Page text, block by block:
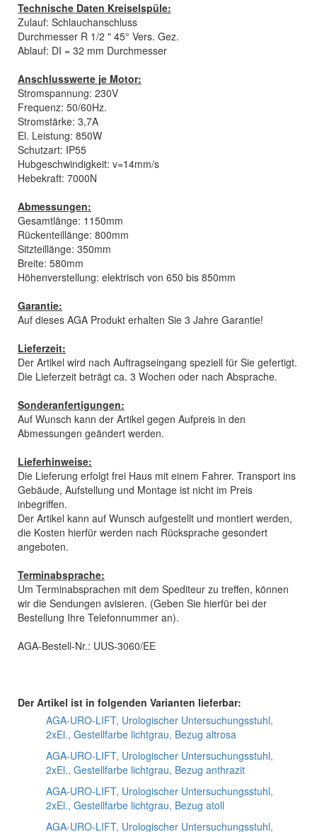
Technische Daten Kreiselspüle:
Zulauf: Schlauchanschluss
Durchmesser R 1/2 " 45° Vers. Gez.
Ablauf: DI = 32 mm Durchmesser
Anschlusswerte je Motor:
Stromspannung: 230V
Frequenz: 50/60Hz.
Stromstärke: 3,7A
El. Leistung: 850W
Schutzart: IP55
Hubgeschwindigkeit: v=14mm/s
Hebekraft: 7000N
Abmessungen:
Gesamtlänge: 1150mm
Rückenteillänge: 800mm
Sitzteillänge: 350mm
Breite: 580mm
Höhenverstellung: elektrisch von 650 bis 850mm
Garantie:
Auf dieses AGA Produkt erhalten Sie 3 Jahre Garantie!
Lieferzeit:
Der Artikel wird nach Auftragseingang speziell für Sie gefertigt.
Die Lieferzeit beträgt ca. 3 Wochen oder nach Absprache.
Sonderanfertigungen:
Auf Wunsch kann der Artikel gegen Aufpreis in den
Abmessungen geändert werden.
Lieferhinweise:
Die Lieferung erfolgt frei Haus mit einem Fahrer. Transport ins
Gebäude, Aufstellung und Montage ist nicht im Preis
inbegriffen.
Der Artikel kann auf Wunsch aufgestellt und montiert werden,
die Kosten hierfür werden nach Rücksprache gesondert
angeboten.
Terminabsprache:
Um Terminabsprachen mit dem Spediteur zu treffen, können
wir die Sendungen avisieren. (Geben Sie hierfür bei der
Bestellung Ihre Telefonnummer an).
AGA-Bestell-Nr.: UUS-3060/EE
Der Artikel ist in folgenden Varianten lieferbar:
AGA-URO-LIFT, Urologischer Untersuchungsstuhl,
2xEl., Gestellfarbe lichtgrau, Bezug altrosa
AGA-URO-LIFT, Urologischer Untersuchungsstuhl,
2xEl., Gestellfarbe lichtgrau, Bezug anthrazit
AGA-URO-LIFT, Urologischer Untersuchungsstuhl,
2xEl., Gestellfarbe lichtgrau, Bezug atoll
AGA-URO-LIFT, Urologischer Untersuchungsstuhl,